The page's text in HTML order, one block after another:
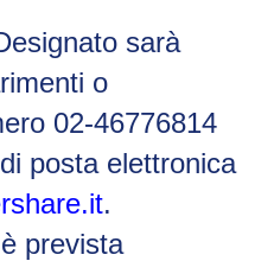
sarà
o
02-46776814
posta elettronica
.
prevista